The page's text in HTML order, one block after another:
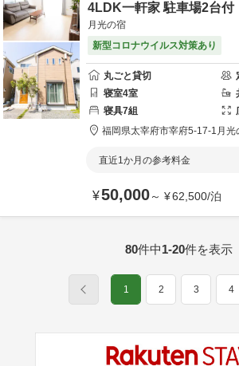
4LDK一軒家 駐車場2台付
月光の宿
新型コロナウイルス対策あり
丸ごと貸切
寝室4室
寝具7組
福岡県太宰府市宰府5-17-1 月光
直近1か月の参考料金
¥50,000～ ¥62,500/泊
80件中1-20件を表示
1 2 3 4